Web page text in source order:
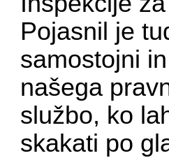
Pojasnil je
samostojni
našega
službo, ko
skakati po